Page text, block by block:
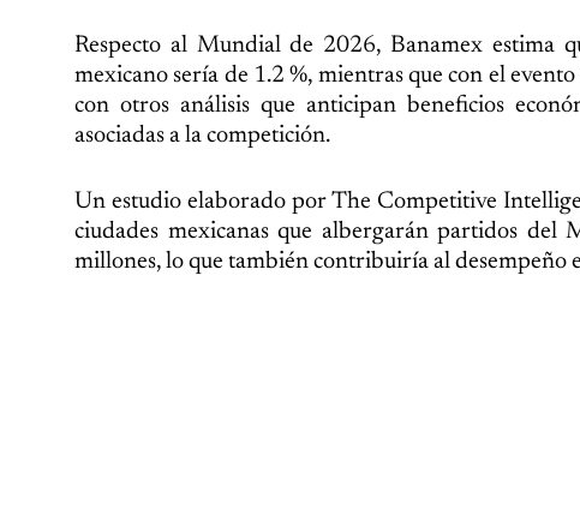
Respecto al Mundial de 2026, Banamex estima
mexicano sería de 1.2 %, mientras que con el
con otros análisis que anticipan beneficios
asociadas a la competición.
Un estudio elaborado por The Competitive
ciudades mexicanas que albergarán partidos del
millones, lo que también contribuiría al desempeño